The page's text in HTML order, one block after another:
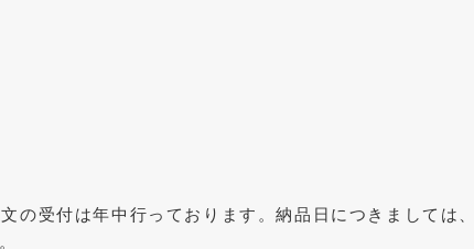
の受付は年中行っております。納品日につきましては